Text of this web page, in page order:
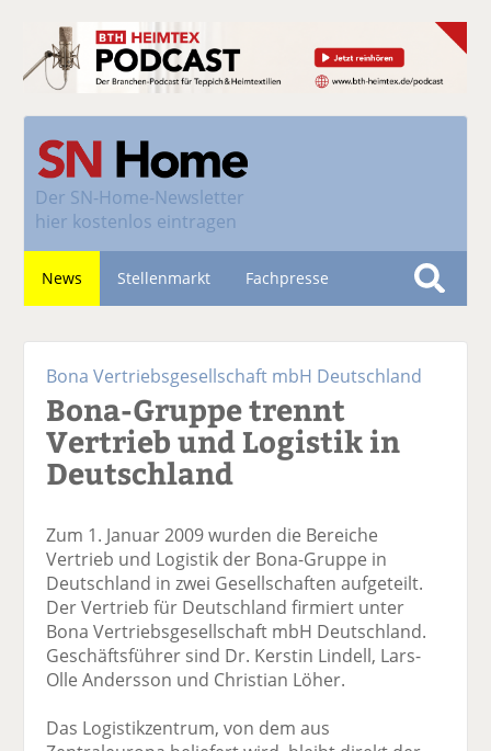
Der SN-Home-Newsletter
hier kostenlos eintragen
News Stellenmarkt Fachpresse
S
h
Bona Vertriebsgesellschaft mbH Deutschland
Bona-Gruppe trennt
Vertrieb und Logistik in
Deutschland
Zum 1. Januar 2009 wurden die Bereiche
Vertrieb und Logistik der Bona-Gruppe in
Deutschland in zwei Gesellschaften aufgeteilt.
Der Vertrieb für Deutschland firmiert unter
Bona Vertriebsgesellschaft mbH Deutschland.
Geschäftsführer sind Dr. Kerstin Lindell, Lars-
Olle Andersson und Christian Löher.
Das Logistikzentrum, von dem aus